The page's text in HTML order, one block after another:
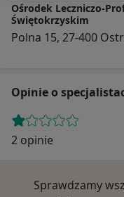
Ośrodek Leczniczo-
Świętokrzyskim
Polna 15, 27-400
Opinie o
2 opinie
Sprawdzamy